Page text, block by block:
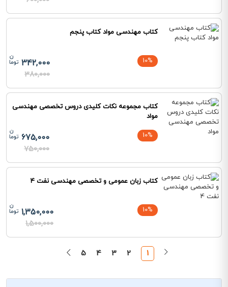
کتاب مهندسی مواد کتاب پنجم
10%
342,000
380,000
کتاب مجموعه نکات کلیدی دروس تخصصی مهندسی
مواد
10%
675,000
750,000
کتاب زبان عمومی و تخصصی مهندسی نفت 4
10%
1,350,000
1,500,000
1
2
3
4
5